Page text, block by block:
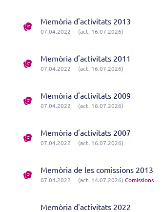
Memòria d'activitats 2013
07.04.2022 (act. 16.07.2026)
Memòria d'activitats 2011
07.04.2022 (act. 16.07.2026)
Memòria d'activitats 2009
07.04.2022 (act. 16.07.2026)
Memòria d'activitats 2007
07.04.2022 (act. 16.07.2026)
Memòria de les comissions 2013
07.04.2022 (act. 14.07.2026) Comissions
Memòria d'activitats 2022